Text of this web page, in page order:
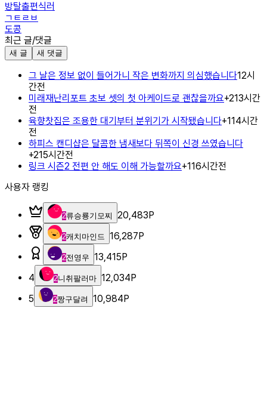
방탈출편식러
ㄱㅌㄹㅂ
도콩
최근 글/댓글
새 글 새 댓글
그 날은 정보 없이 들어가니 작은 변화까지 의심했습니다12시
간전
미래재난리포트 초보 셋의 첫 아케이드로 괜찮을까요+213시간
전
육향찻집은 조용한 대기부터 분위기가 시작됐습니다+114시간
전
하피스 캔디샵은 달콤한 냄새보다 뒤쪽이 신경 쓰였습니다
+215시간전
링크 시즌2 전편 안 해도 이해 가능할까요+116시간전
사용자 랭킹
2류승룡기모찌 20,483P
2캐치마인드 16,287P
2전영우 13,415P
4
2니취팔러마 12,034P
5
2짱구달려 10,984P